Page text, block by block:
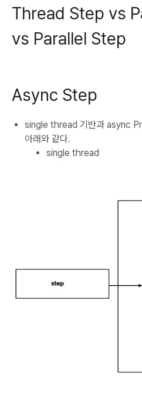
Thread Step vs
vs Parallel Step
Async Step
single thread 기반과 async
아래와 같다.
single thread